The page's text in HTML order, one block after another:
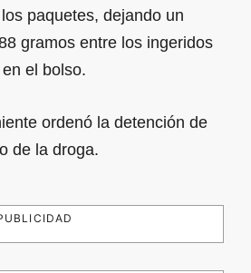
paquetes, dejando un
gramos entre los ingeridos
el bolso.
ordenó la detención de
de la droga.